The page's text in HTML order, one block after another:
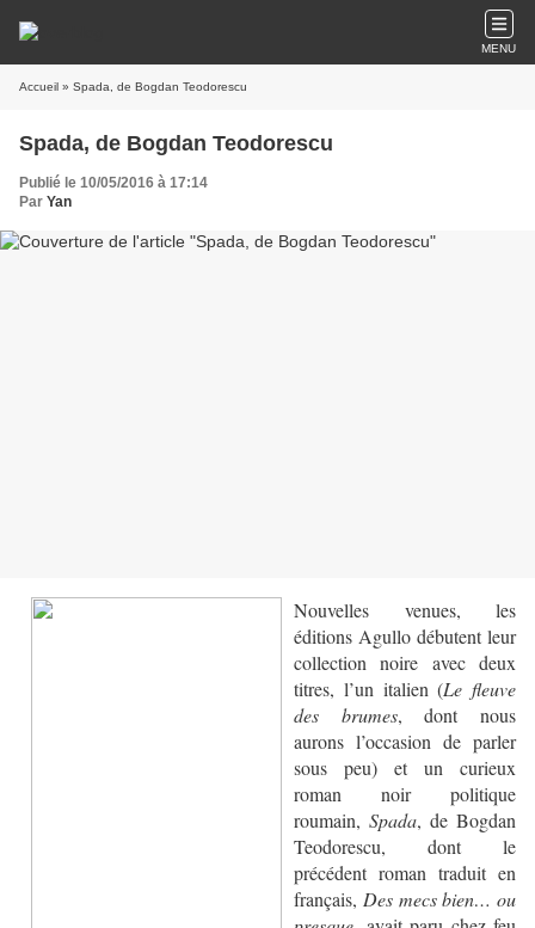
MENU
Accueil » Spada, de Bogdan Teodorescu
Spada, de Bogdan Teodorescu
Publié le 10/05/2016 à 17:14
Par Yan
Nouvelles venues, les
éditions Agullo débutent leur
collection noire avec deux
titres, l’un italien (Le fleuve
des brumes, dont nous
aurons l’occasion de parler
sous peu) et un curieux
roman noir politique
roumain, Spada, de Bogdan
Teodorescu, dont le
précédent roman traduit en
français, Des mecs bien… ou